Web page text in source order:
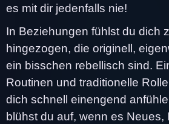
es mit dir jedenfalls nie!
In Beziehungen fühlst du dich
hingezogen, die originell,
ein bisschen rebellisch sind.
Routinen und traditionelle
dich schnell einengend
blühst du auf, wenn es Neues,